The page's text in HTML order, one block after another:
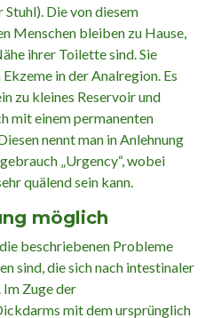
Die von diesem
Menschen bleiben zu Hause,
ihrer Toilette sind. Sie
in der Analregion. Es
zu kleines Reservoir und
mit einem permanenten
nennt man in Anlehnung
„Urgency“, wobei
quälend sein kann.
möglich
beschriebenen Probleme
sind, die sich nach intestinaler
Zuge der
mit dem ursprünglich